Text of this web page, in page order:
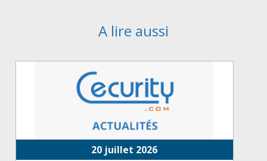
A lire aussi
20 juillet 2026